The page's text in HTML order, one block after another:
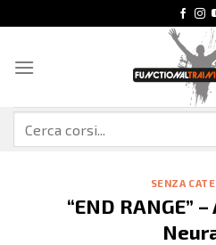
ai
SENZA
“END RANGE”